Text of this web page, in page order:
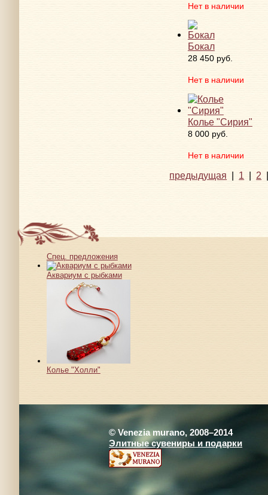
Нет в наличии
Бокал
28 450 руб.
Нет в наличии
Колье "Сирия"
8 000 руб.
Нет в наличии
предыдущая | 1 | 2
Спец. предложения
Аквариум с рыбками
Колье "Холли"
© Venezia murano, 2008–2014
Элитные сувениры и подарки